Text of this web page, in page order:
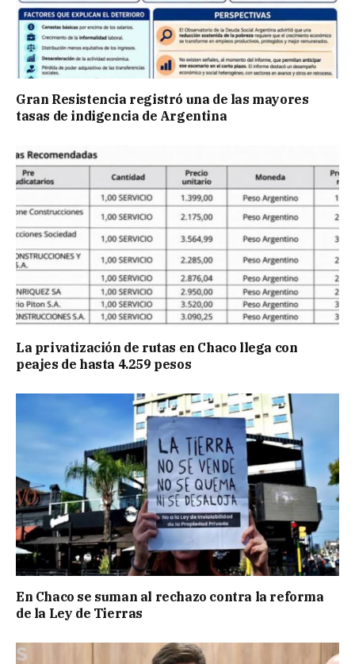
Gran Resistencia registró una de las mayores
tasas de indigencia de Argentina
La privatización de rutas en Chaco llega con
peajes de hasta 4.259 pesos
En Chaco se suman al rechazo contra la reforma
de la Ley de Tierras